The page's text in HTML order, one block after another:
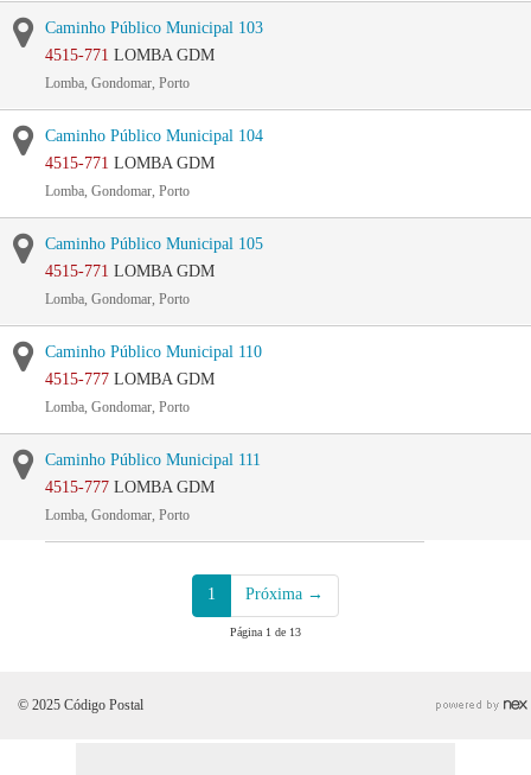
Caminho Público Municipal 103
4515-771 LOMBA GDM
Lomba, Gondomar, Porto
Caminho Público Municipal 104
4515-771 LOMBA GDM
Lomba, Gondomar, Porto
Caminho Público Municipal 105
4515-771 LOMBA GDM
Lomba, Gondomar, Porto
Caminho Público Municipal 110
4515-777 LOMBA GDM
Lomba, Gondomar, Porto
Caminho Público Municipal 111
4515-777 LOMBA GDM
Lomba, Gondomar, Porto
1 Próxima →
Página 1 de 13
© 2025 Código Postal